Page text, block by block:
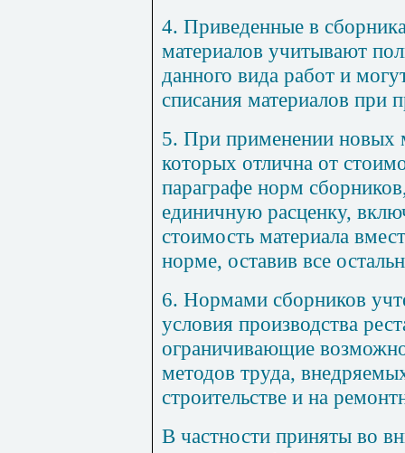
4. Приведенные в
материалов учитывают
данного вида работ и
списания материалов при
5. При применении новых
которых отлична от
параграфе норм
единичную расценку,
стоимость материала
норме, оставив все
6. Нормами сборников
условия производства
ограничивающие
методов труда,
строительстве и на
В частности приняты во